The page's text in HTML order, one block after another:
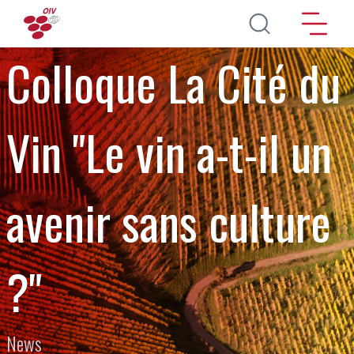
Direkt zum Inhalt
Colloque La Cité du
Vin "Le vin a-t-il un
avenir sans culture
?"
News